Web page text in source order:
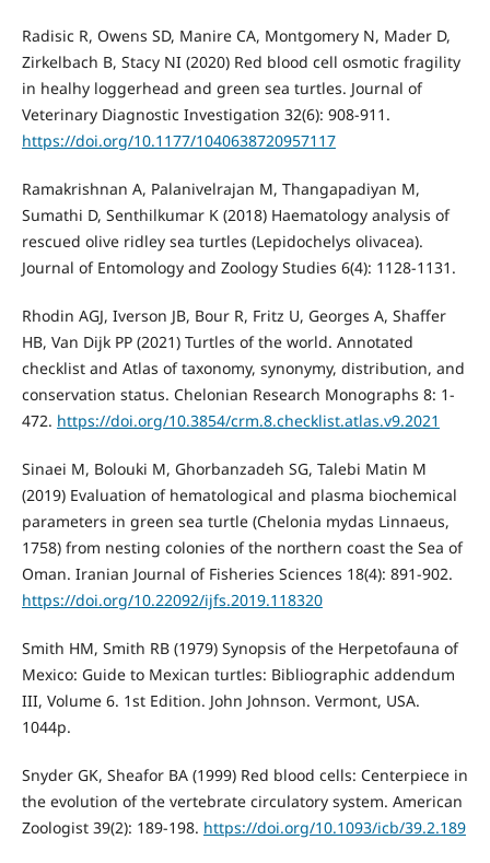
Radisic R, Owens SD, Manire CA, Montgomery N, Mader D,
Zirkelbach B, Stacy NI (2020) Red blood cell osmotic fragility
in healhy loggerhead and green sea turtles. Journal of
Veterinary Diagnostic Investigation 32(6): 908-911.
https://doi.org/10.1177/1040638720957117
Ramakrishnan A, Palanivelrajan M, Thangapadiyan M,
Sumathi D, Senthilkumar K (2018) Haematology analysis of
rescued olive ridley sea turtles (Lepidochelys olivacea).
Journal of Entomology and Zoology Studies 6(4): 1128-1131.
Rhodin AGJ, Iverson JB, Bour R, Fritz U, Georges A, Shaffer
HB, Van Dijk PP (2021) Turtles of the world. Annotated
checklist and Atlas of taxonomy, synonymy, distribution, and
conservation status. Chelonian Research Monographs 8: 1-
472. https://doi.org/10.3854/crm.8.checklist.atlas.v9.2021
Sinaei M, Bolouki M, Ghorbanzadeh SG, Talebi Matin M
(2019) Evaluation of hematological and plasma biochemical
parameters in green sea turtle (Chelonia mydas Linnaeus,
1758) from nesting colonies of the northern coast the Sea of
Oman. Iranian Journal of Fisheries Sciences 18(4): 891-902.
https://doi.org/10.22092/ijfs.2019.118320
Smith HM, Smith RB (1979) Synopsis of the Herpetofauna of
Mexico: Guide to Mexican turtles: Bibliographic addendum
III, Volume 6. 1st Edition. John Johnson. Vermont, USA.
1044p.
Snyder GK, Sheafor BA (1999) Red blood cells: Centerpiece in
the evolution of the vertebrate circulatory system. American
Zoologist 39(2): 189-198. https://doi.org/10.1093/icb/39.2.189